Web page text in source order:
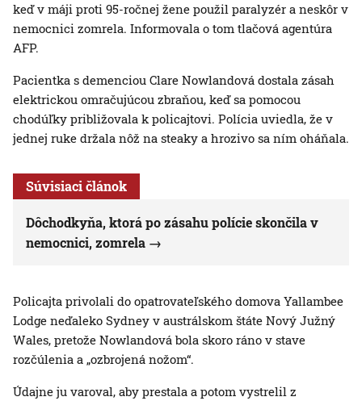
keď v máji proti 95-ročnej žene použil paralyzér a neskôr v
nemocnici zomrela. Informovala o tom tlačová agentúra
AFP.
Pacientka s demenciou Clare Nowlandová dostala zásah
elektrickou omračujúcou zbraňou, keď sa pomocou
chodúľky približovala k policajtovi. Polícia uviedla, že v
jednej ruke držala nôž na steaky a hrozivo sa ním oháňala.
Súvisiaci článok
Dôchodkyňa, ktorá po zásahu polície skončila v
nemocnici, zomrela
Policajta privolali do opatrovateľského domova Yallambee
Lodge neďaleko Sydney v austrálskom štáte Nový Južný
Wales, pretože Nowlandová bola skoro ráno v stave
rozčúlenia a „ozbrojená nožom“.
Údajne ju varoval, aby prestala a potom vystrelil z